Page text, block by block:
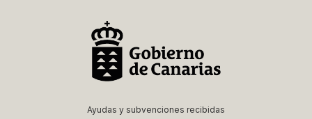
Ayudas y subvenciones recibidas